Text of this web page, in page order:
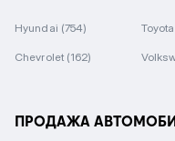
Hyundai (754) Toyota
Chevrolet (162)
ПРОДАЖА